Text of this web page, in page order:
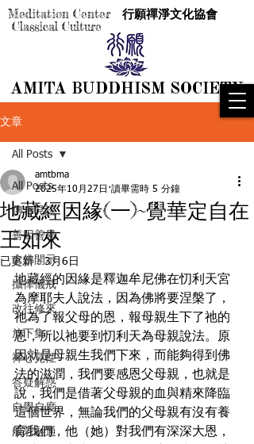
AMITA BUDDHISM SOCIETY
AMITA BUDDHISM SOCIETY
Meditation Center 行願禪淨文化協會
Classical Culture
文章
All Posts
傳奇見證
善因善果
念佛開示
攝律儀戒
改往修來
放下集
禪心見性
答疑解惑
自覺自度
般若融通
All Posts
地藏經因緣(一)~覺華定自在
王如來
amtbma
2025年10月27日 讀畢需時 5 分鐘
已更新：3月6日
地藏經的因緣是釋迦牟尼佛在忉利天宮
為摩耶夫人說法，因為佛將要涅槃了，
祂為了報父母的恩，報母親生下了祂的
恩，所以祂要到忉利天為母親說法。原
因就是母親生我們下來，而能夠得到佛
法的滋潤，我們要感恩父母親，也就是
說，我們是借著父母親的血與精來降臨
這個世界，無論我們的父母親有沒有養
育我們，他（她）對我們有深深大恩，